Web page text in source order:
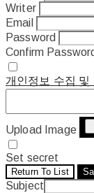
Writer
Email
Password
Confirm
개인정보 수집 및
Upload Image
Set secret
Return To List
Subject